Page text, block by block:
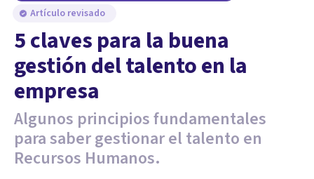
Artículo revisado
5 claves para la buena
gestión del talento en la
empresa
Algunos principios fundamentales
para saber gestionar el talento en
Recursos Humanos.